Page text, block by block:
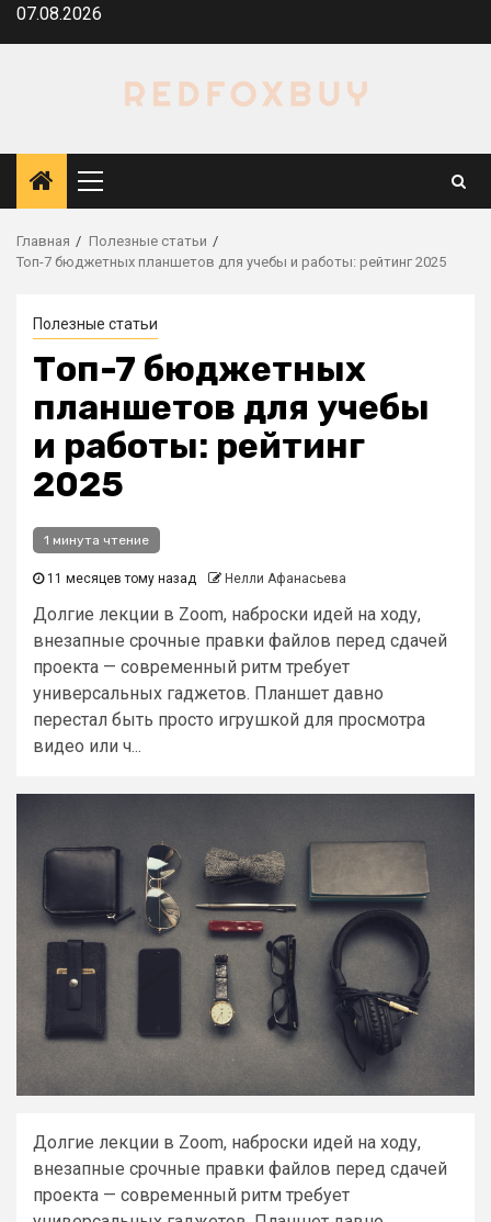
Перейти
07.08.2026
Основное
меню
Главная
Полезные статьи
Топ-7 бюджетных планшетов для учебы и работы: рейтинг 2025
Полезные статьи
Топ-7 бюджетных
планшетов для учебы
и работы: рейтинг
2025
1 минута чтение
11 месяцев тому назад Нелли Афанасьева
Долгие лекции в Zoom, наброски идей на ходу,
внезапные срочные правки файлов перед сдачей
проекта — современный ритм требует
универсальных гаджетов. Планшет давно
перестал быть просто игрушкой для просмотра
видео или ч...
Долгие лекции в Zoom, наброски идей на ходу,
внезапные срочные правки файлов перед сдачей
проекта — современный ритм требует